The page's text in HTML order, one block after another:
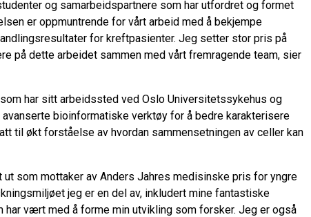
og samarbeidspartnere som har utfordret og formet
er oppmuntrende for vårt arbeid med å bekjempe
for kreftpasienter. Jeg setter stor pris på
på dette arbeidet sammen med vårt fremragende team, sier
har sitt arbeidssted ved Oslo Universitetssykehus og
bioinformatiske verktøy for å bedre karakterisere
til økt forståelse av hvordan sammensetningen av celler kan
som mottaker av Anders Jahres medisinske pris for yngre
jeg er en del av, inkludert mine fantastiske
har vært med å forme min utvikling som forsker. Jeg er også